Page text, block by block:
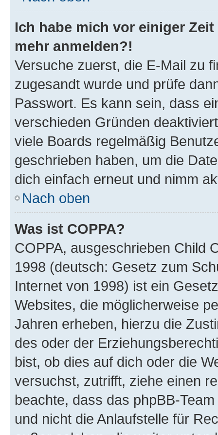
Ich habe mich vor einiger
mehr anmelden?!
Versuche zuerst, die E-Mail zu
zugesandt wurde und prüfe
Passwort. Es kann sein, dass
verschieden Gründen
viele Boards regelmäßig
geschrieben haben, um die
dich einfach erneut und nimm
Nach oben
Was ist COPPA?
COPPA, ausgeschrieben Child
1998 (deutsch: Gesetz zum
Internet von 1998) ist ein
Websites, die möglicherweise
Jahren erheben, hierzu die
des oder der
bist, ob dies auf dich oder die
versuchst, zutrifft, ziehe einen
beachte, dass das phpBB-
und nicht die Anlaufstelle für